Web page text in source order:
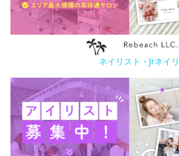
ネイリスト・Jrネイ